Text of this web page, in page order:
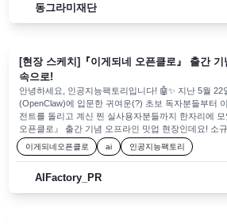
능성과 경쟁력을 확장하고 싶다면?동그라미재단 AI
해 개인의 취·창업 및 직무 역량 강화를 지원하는 무
7/4(토), 7/11(토) ① 프롬프트 기초: LLM 활용 극대화
② 프롬프트 심화: 에이전트를 위한 프롬프트 엔지니
브 코딩으로 만드는 나만의 서비스④ 바이브 코딩 심
Deep Dive 🏢 교육장소부산외국어대학교 트리니티홀
65)※주말 무료 주차 가능 🎁 참여혜택-주최기관장 명
생 한정 비공개 AI 커뮤니티 초대 📌 자세한 참가 신청
크 or 모집 포스터 QR을 통해 확인해 보세요!
⠀https://thecircle.career.greetinghr.com/ko/circle-ai
교
육
동그라미재단
[현장 스케치]『이게되네 오픈클로』 출간
속으로!
안녕하세요, 인공지능팩토리입니다! 🤖✨ 지난 5월 22
(OpenClaw)에 입문한 귀여운(?) 초보 독자분들부터
전트를 돌리고 계신 찐 실사용자분들까지 한자리에
오픈클로』 출간 기념 오프라인 밋업 현장인데요! 소
닌, 서로의 삽질기를 나누고 '같이 만지작거리는' 인터
던 그 뜨거웠던 현장을 지금 공유합니다! 🚀 오프닝 키
열렸습니다. 현재 오픈클로 프레임워크가 어디까지
주할 '다음 단계'는 어떤 모습일지 저자가 직접 풀어내
이게되네오픈클로 ai 인공지능팩토리
AIFactory_PR